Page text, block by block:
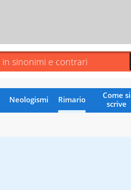
Neologismi Rimario
Come si
scrive